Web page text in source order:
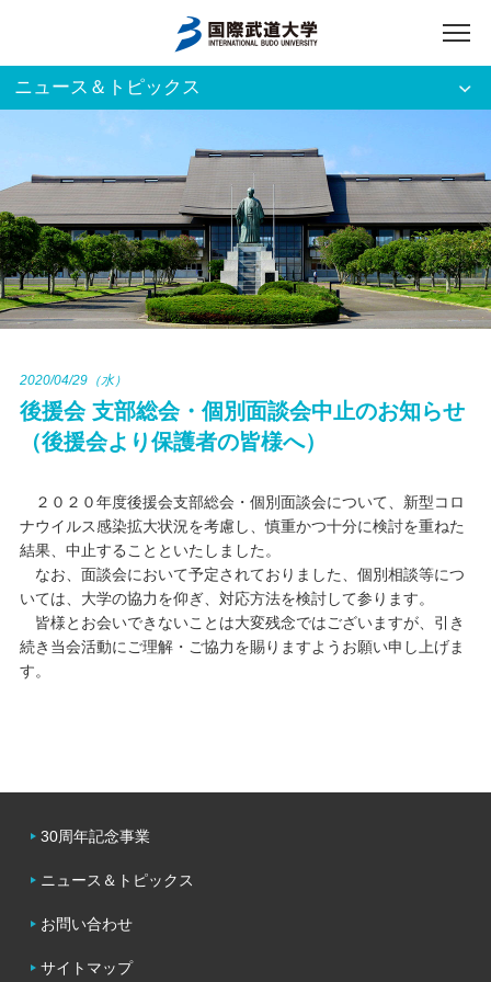
アクセス 入試資料請求
ご利用者別
ホーム
大学案内
学部・大学院
キャンパスライフ
学友会クラブ活動
ニュース＆トピックス
2020/04/29（水）
後援会 支部総会・個別面談会中止のお知らせ
（後援会より保護者の皆様へ）
２０２０年度後援会支部総会・個別面談会について、新型コロ
ナウイルス感染拡大状況を考慮し、慎重かつ十分に検討を重ねた
結果、中止することといたしました。
なお、面談会において予定されておりました、個別相談等につ
いては、大学の協力を仰ぎ、対応方法を検討して参ります。
皆様とお会いできないことは大変残念ではございますが、引き
続き当会活動にご理解・ご協力を賜りますようお願い申し上げま
す。
30周年記念事業
ニュース＆トピックス
お問い合わせ
サイトマップ